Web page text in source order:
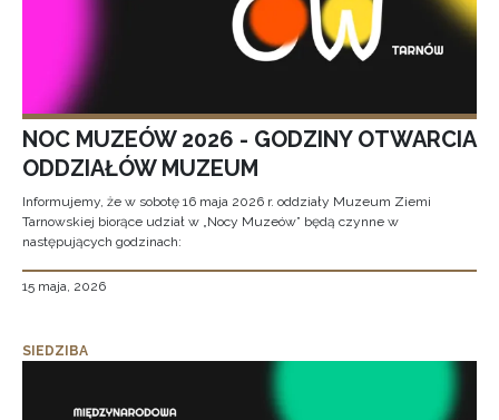
NOC MUZEÓW 2026 - GODZINY OTWARCIA
ODDZIAŁÓW MUZEUM
Informujemy, że w sobotę 16 maja 2026 r. oddziały Muzeum Ziemi
Tarnowskiej biorące udział w „Nocy Muzeów” będą czynne w
następujących godzinach:
15 maja, 2026
SIEDZIBA